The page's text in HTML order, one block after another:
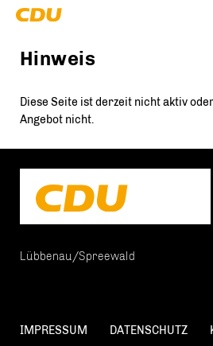
Hinweis
Diese Seite ist derzeit nicht aktiv
Angebot nicht.
Lübbenau/Spreewald
IMPRESSUM DATENSCHUTZ